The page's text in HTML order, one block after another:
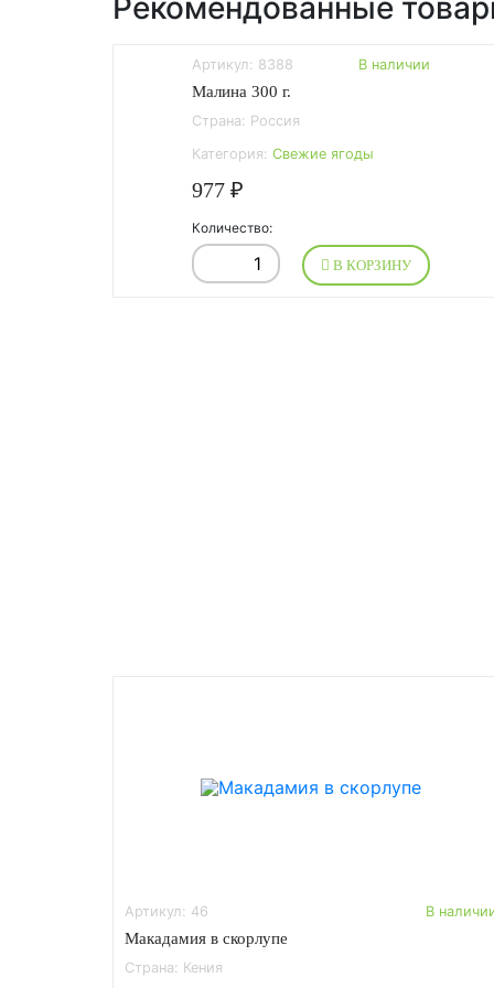
Рекомендованные
Артикул: 8388 В наличии
Малина 300 г.
Страна: Россия
Категория: Свежие ягоды
977 ₽
Количество:
В КОРЗИНУ
Артикул: 46 В
Макадамия в скорлупе
Страна: Кения